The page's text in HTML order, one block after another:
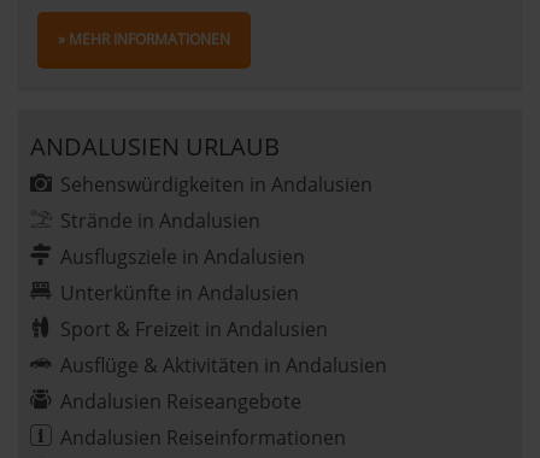
» MEHR INFORMATIONEN
ANDALUSIEN URLAUB
Sehenswürdigkeiten in Andalusien
Strände in Andalusien
Ausflugsziele in Andalusien
Unterkünfte in Andalusien
Sport & Freizeit in Andalusien
Ausflüge & Aktivitäten in Andalusien
Andalusien Reiseangebote
Andalusien Reiseinformationen